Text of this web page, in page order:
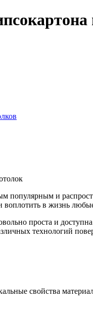
популярным и
в жизнь
проста и
технологий
свойства